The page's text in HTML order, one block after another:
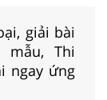
giải bài
mẫu, Thi
ngay ứng